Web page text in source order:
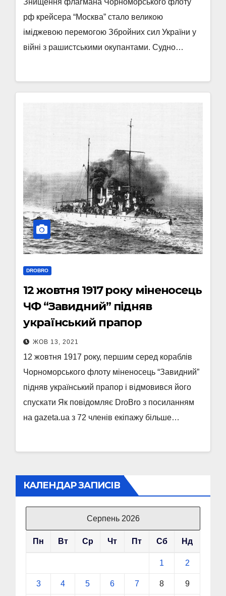
Знищення флагмана Чорноморського флоту
рф крейсера “Москва” стало великою
іміджевою перемогою Збройних сил України у
війні з рашистськими окупантами. Судно…
DROBRO
12 жовтня 1917 року міненосець
ЧФ “Завидний” підняв
український прапор
ЖОВ 13, 2021
12 жовтня 1917 року, першим серед кораблів
Чорноморського флоту міненосець “Завидний”
підняв український прапор і відмовився його
спускати Як повідомляє DroBro з посиланням
на gazeta.ua з 72 членів екіпажу більше…
КАЛЕНДАР ЗАПИСІВ
Серпень 2026
Пн Вт Ср Чт Пт Сб Нд
1 2
3 4 5 6 7 8 9